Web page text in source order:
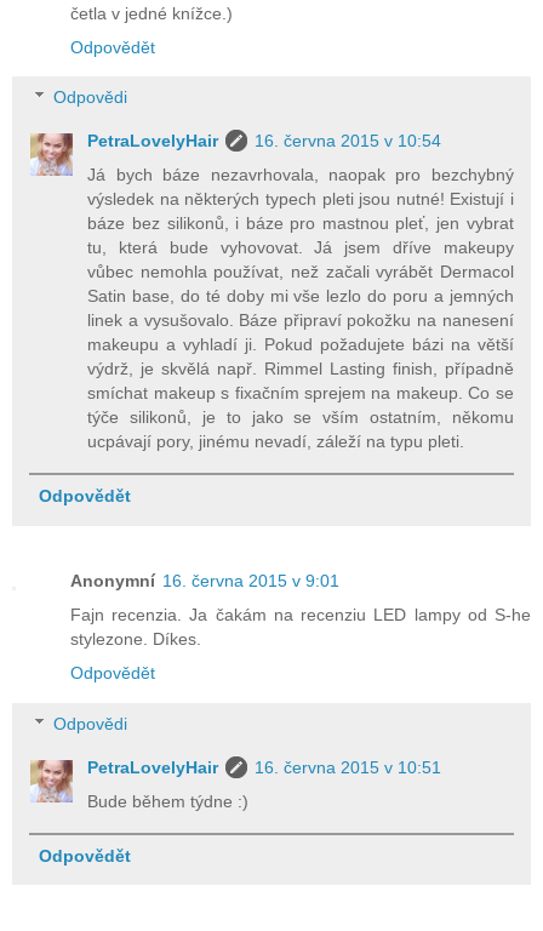
četla v jedné knížce.)
Odpovědět
Odpovědi
PetraLovelyHair
16. června 2015 v 10:54
Já bych báze nezavrhovala, naopak pro bezchybný
výsledek na některých typech pleti jsou nutné! Existují i
báze bez silikonů, i báze pro mastnou pleť, jen vybrat
tu, která bude vyhovovat. Já jsem dříve makeupy
vůbec nemohla používat, než začali vyrábět Dermacol
Satin base, do té doby mi vše lezlo do poru a jemných
linek a vysušovalo. Báze připraví pokožku na nanesení
makeupu a vyhladí ji. Pokud požadujete bázi na větší
výdrž, je skvělá např. Rimmel Lasting finish, případně
smíchat makeup s fixačním sprejem na makeup. Co se
týče silikonů, je to jako se vším ostatním, někomu
ucpávají pory, jinému nevadí, záleží na typu pleti.
Odpovědět
Anonymní 16. června 2015 v 9:01
Fajn recenzia. Ja čakám na recenziu LED lampy od S-he
stylezone. Díkes.
Odpovědět
Odpovědi
PetraLovelyHair
16. června 2015 v 10:51
Bude během týdne :)
Odpovědět